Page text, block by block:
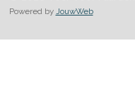
Powered by JouwWeb